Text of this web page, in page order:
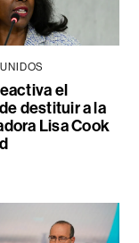
el
destituir a la
Lisa Cook